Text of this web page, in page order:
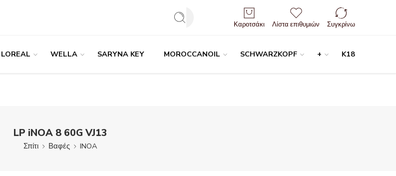
Είσοδος / Εγγραφή
Καροτσάκι Λίστα επιθυμιών Συγκρίνω
LOREAL WELLA SARYNA KEY MOROCCANOIL SCHWARZKOPF + K18
LP iNOA 8 60G VJ13
Σπίτι Βαφές INOA